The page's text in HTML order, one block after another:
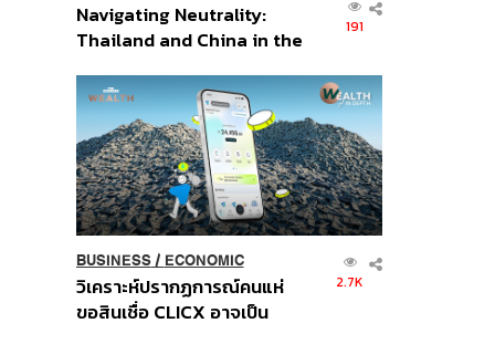
Navigating Neutrality:
Thailand and China in the
Order
191
BUSINESS/ ECONOMIC
วิเคราะห์ปรากฏการณ์คนแห่
ขอสินเชื่อ CLICX อาจเป็น
2.7K